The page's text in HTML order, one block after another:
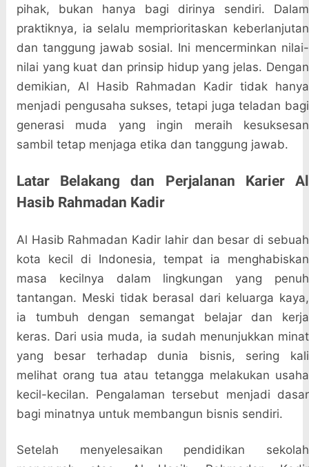
pihak, bukan hanya bagi dirinya sendiri. Dalam
praktiknya, ia selalu memprioritaskan keberlanjutan
dan tanggung jawab sosial. Ini mencerminkan nilai-
nilai yang kuat dan prinsip hidup yang jelas. Dengan
demikian, Al Hasib Rahmadan Kadir tidak hanya
menjadi pengusaha sukses, tetapi juga teladan bagi
generasi muda yang ingin meraih kesuksesan
sambil tetap menjaga etika dan tanggung jawab.
Latar Belakang dan Perjalanan Karier Al
Hasib Rahmadan Kadir
Al Hasib Rahmadan Kadir lahir dan besar di sebuah
kota kecil di Indonesia, tempat ia menghabiskan
masa kecilnya dalam lingkungan yang penuh
tantangan. Meski tidak berasal dari keluarga kaya,
ia tumbuh dengan semangat belajar dan kerja
keras. Dari usia muda, ia sudah menunjukkan minat
yang besar terhadap dunia bisnis, sering kali
melihat orang tua atau tetangga melakukan usaha
kecil-kecilan. Pengalaman tersebut menjadi dasar
bagi minatnya untuk membangun bisnis sendiri.
Setelah menyelesaikan pendidikan sekolah